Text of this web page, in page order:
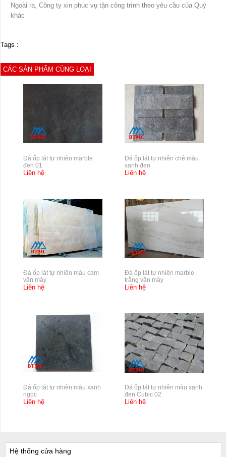
Ngoài ra, Công ty xin phục vụ tận công trình theo yêu cầu của Quý
khác
Tags :
CÁC SẢN PHẨM CÙNG LOẠI
Đá ốp lát tự nhiên marble
đen 01
Liên hệ
Đá ốp lát tự nhiên chẻ màu
xanh đen
Liên hệ
Đá ốp lát tự nhiên màu cam
vân mây
Liên hệ
Đá ốp lát tự nhiên marble
trắng vân mây
Liên hệ
Đá ốp lát tự nhiên màu xanh
ngọc
Liên hệ
Đá ốp lát tự nhiên màu xanh
đen Cubic 02
Liên hệ
Hệ thống cửa hàng